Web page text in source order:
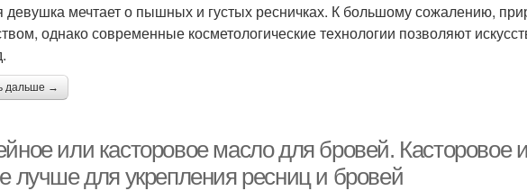
мечтает о пышных и густых ресничках. К большому сожалению,
однако современные косметологические технологии позволяют
дальше →
или касторовое масло для бровей. Касторовое
лучше для укрепления ресниц и бровей